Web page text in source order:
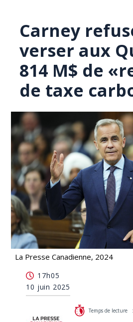
Carney
verser aux
814 M$ de
de taxe
La Presse Canadienne, 2024
de «remise» de taxe carbone
17h05
10 juin 2025
Temps de lecture :